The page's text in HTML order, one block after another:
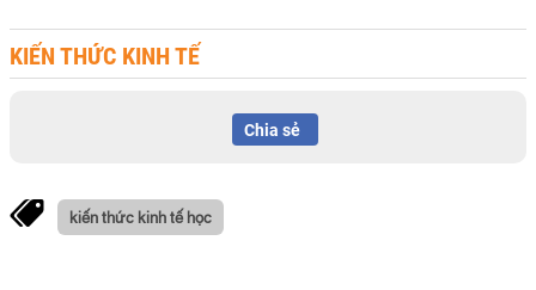
KIẾN THỨC KINH TẾ
Chia sẻ
kiến thức kinh tế học